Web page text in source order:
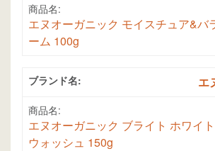
商品名:
エヌオーガニック モイスチュア&バ
ーム 100g
ブランド名: エ
商品名:
エヌオーガニック ブライト ホワイ
ウォッシュ 150g